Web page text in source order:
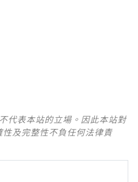
代表本站的立場。因此本站對
及完整性不負任何法律責